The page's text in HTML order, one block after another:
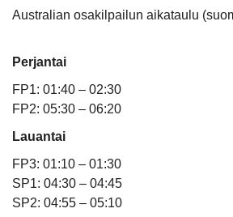
Australian osakilpailun aikataulu
Perjantai
FP1: 01:40 – 02:30
FP2: 05:30 – 06:20
Lauantai
FP3: 01:10 – 01:30
SP1: 04:30 – 04:45
SP2: 04:55 – 05:10